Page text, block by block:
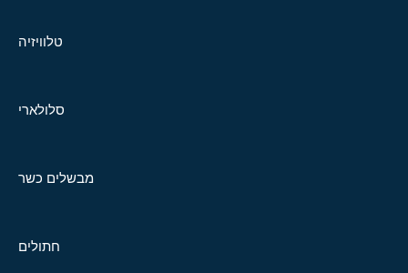
טלוויזיה
סלולארי
מבשלים כשר
חתולים